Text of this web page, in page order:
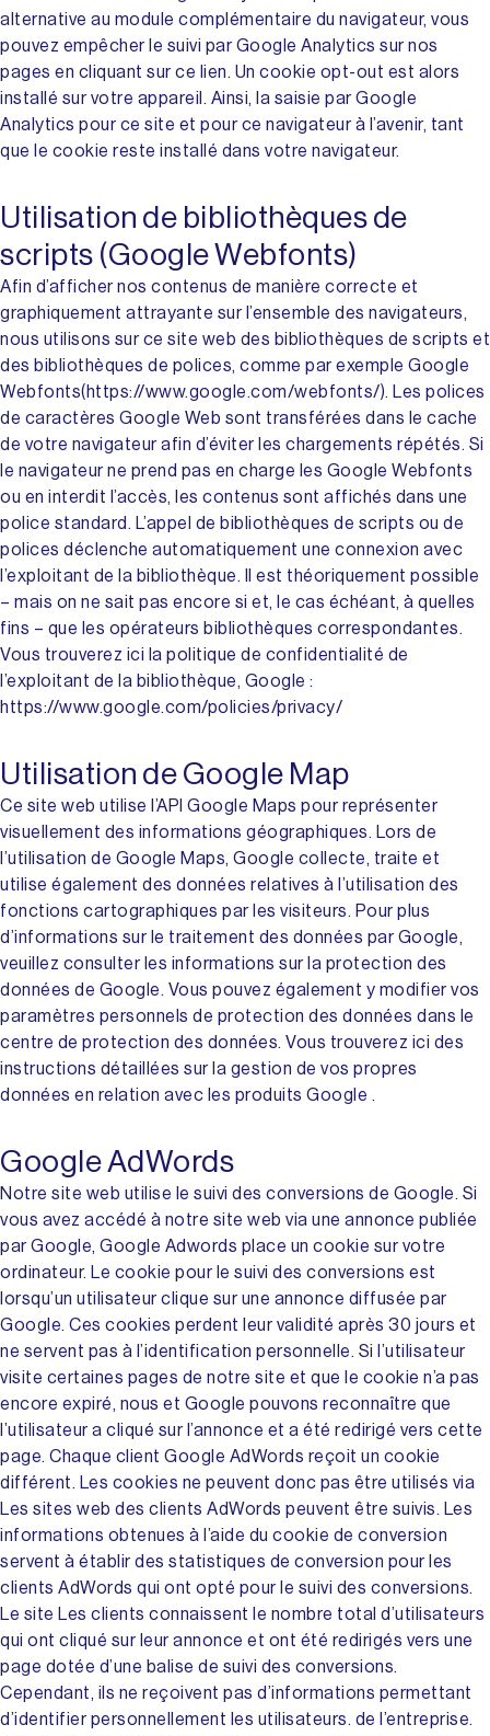
alternative au module complémentaire du navigateur, vous
pouvez empêcher le suivi par Google Analytics sur nos
pages en cliquant sur ce lien. Un cookie opt-out est alors
installé sur votre appareil. Ainsi, la saisie par Google
Analytics pour ce site et pour ce navigateur à l’avenir, tant
que le cookie reste installé dans votre navigateur.
Utilisation de bibliothèques de
scripts (Google Webfonts)
Afin d’afficher nos contenus de manière correcte et
graphiquement attrayante sur l’ensemble des navigateurs,
nous utilisons sur ce site web des bibliothèques de scripts et
des bibliothèques de polices, comme par exemple Google
Webfonts(https://www.google.com/webfonts/). Les polices
de caractères Google Web sont transférées dans le cache
de votre navigateur afin d’éviter les chargements répétés. Si
le navigateur ne prend pas en charge les Google Webfonts
ou en interdit l’accès, les contenus sont affichés dans une
police standard. L’appel de bibliothèques de scripts ou de
polices déclenche automatiquement une connexion avec
l’exploitant de la bibliothèque. Il est théoriquement possible
– mais on ne sait pas encore si et, le cas échéant, à quelles
fins – que les opérateurs bibliothèques correspondantes.
Vous trouverez ici la politique de confidentialité de
l’exploitant de la bibliothèque, Google :
https://www.google.com/policies/privacy/
Utilisation de Google Map
Ce site web utilise l’API Google Maps pour représenter
visuellement des informations géographiques. Lors de
l’utilisation de Google Maps, Google collecte, traite et
utilise également des données relatives à l’utilisation des
fonctions cartographiques par les visiteurs. Pour plus
d’informations sur le traitement des données par Google,
veuillez consulter les informations sur la protection des
données de Google. Vous pouvez également y modifier vos
paramètres personnels de protection des données dans le
centre de protection des données. Vous trouverez ici des
instructions détaillées sur la gestion de vos propres
données en relation avec les produits Google .
Google AdWords
Notre site web utilise le suivi des conversions de Google. Si
vous avez accédé à notre site web via une annonce publiée
par Google, Google Adwords place un cookie sur votre
ordinateur. Le cookie pour le suivi des conversions est
lorsqu’un utilisateur clique sur une annonce diffusée par
Google. Ces cookies perdent leur validité après 30 jours et
ne servent pas à l’identification personnelle. Si l’utilisateur
visite certaines pages de notre site et que le cookie n’a pas
encore expiré, nous et Google pouvons reconnaître que
l’utilisateur a cliqué sur l’annonce et a été redirigé vers cette
page. Chaque client Google AdWords reçoit un cookie
différent. Les cookies ne peuvent donc pas être utilisés via
Les sites web des clients AdWords peuvent être suivis. Les
informations obtenues à l’aide du cookie de conversion
servent à établir des statistiques de conversion pour les
clients AdWords qui ont opté pour le suivi des conversions.
Le site Les clients connaissent le nombre total d’utilisateurs
qui ont cliqué sur leur annonce et ont été redirigés vers une
page dotée d’une balise de suivi des conversions.
Cependant, ils ne reçoivent pas d’informations permettant
d’identifier personnellement les utilisateurs. de l’entreprise.